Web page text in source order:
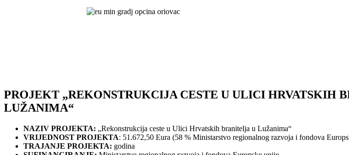
PROJEKT „REKONSTRUKCIJA CESTE U ULICI HRVATSKIH
LUŽANIMA“
NAZIV PROJEKTA: „Rekonstrukcija ceste u Ulici Hrvatskih branitelja u Lužanima“
VRIJEDNOST PROJEKTA: 51.672,50 Eura (58 % Ministarstvo regionalnog razvoja i fondova
TRAJANJE PROJEKTA: godina